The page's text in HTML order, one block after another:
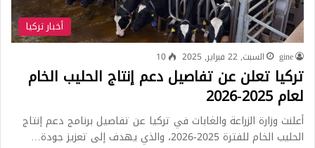
أخبار تركيا
gine السبت, 22 فبراير, 2025 10
تركيا تعلن عن تفاصيل دعم إنتاج الحليب الخام
لعام 2025-2026
أعلنت وزارة الزراعة والغابات في تركيا عن تفاصيل برنامج دعم إنتاج
الحليب الخام للفترة 2025-2026، والذي يهدف إلى تعزيز جودة…